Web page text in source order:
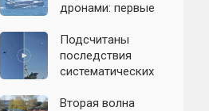
налёте
августа
дронами: первые
сегодня,
07.08.2026
Подсчитаны
последствия
систематических
Ленинградскую
Вторая волна